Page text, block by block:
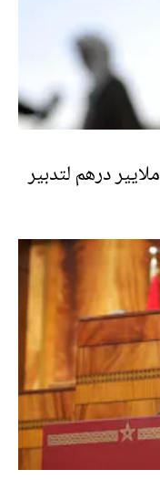
قانون المالية 2023: أزيد من 10 ملايير درهم لتدبير